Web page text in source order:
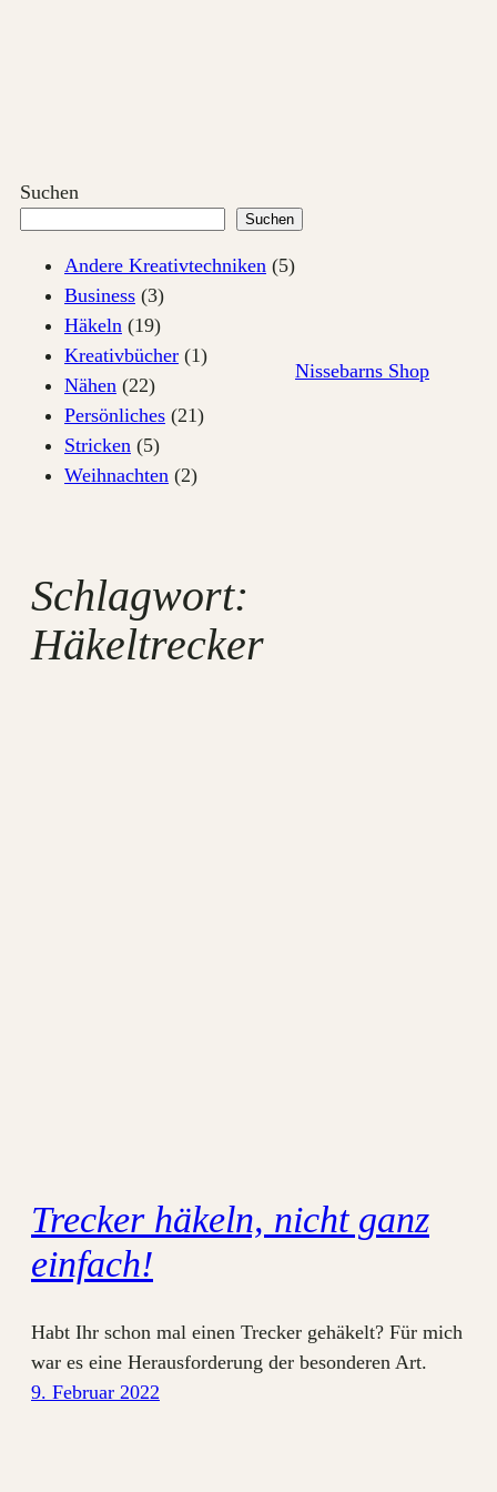
Suchen
Suchen
Andere Kreativtechniken (5)
Business (3)
Häkeln (19)
Kreativbücher (1)
Nähen (22)
Persönliches (21)
Stricken (5)
Weihnachten (2)
Nissebarns Shop
Schlagwort:
Häkeltrecker
Trecker häkeln, nicht ganz
einfach!
Habt Ihr schon mal einen Trecker gehäkelt? Für mich
war es eine Herausforderung der besonderen Art.
9. Februar 2022